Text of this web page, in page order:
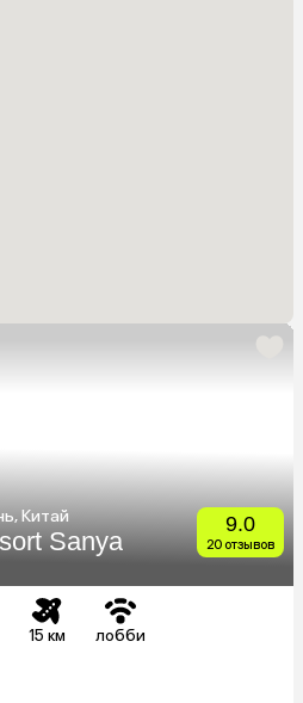
Китай
Sanya
9.0
20 отзывов
15 км лобби